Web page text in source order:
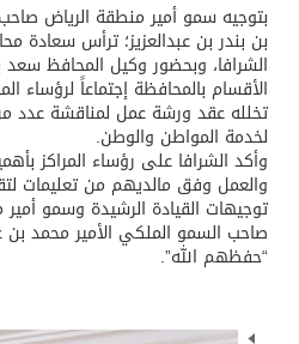
بتوجيه سمو أمير منطقة الرياض
بن بندر بن عبدالعزيز؛ ترأس سعادة
الشرافا، وبحضور وكيل المحافظ
الأقسام بالمحافظة إجتماعاً لرؤساء
تخلله عقد ورشة عمل لمناقشة عدد
لخدمة المواطن والوطن.
وأكد الشرافا على رؤساء المراكز
والعمل وفق مالديهم من تعليمات
توجيهات القيادة الرشيدة وسمو
صاحب السمو الملكي الأمير محمد بن
“حفظهم الله”.